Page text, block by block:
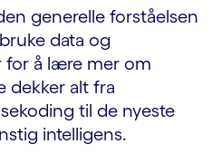
generelle forståelsen
data og
for å lære mer om
dekker alt fra
til de nyeste
intelligens.